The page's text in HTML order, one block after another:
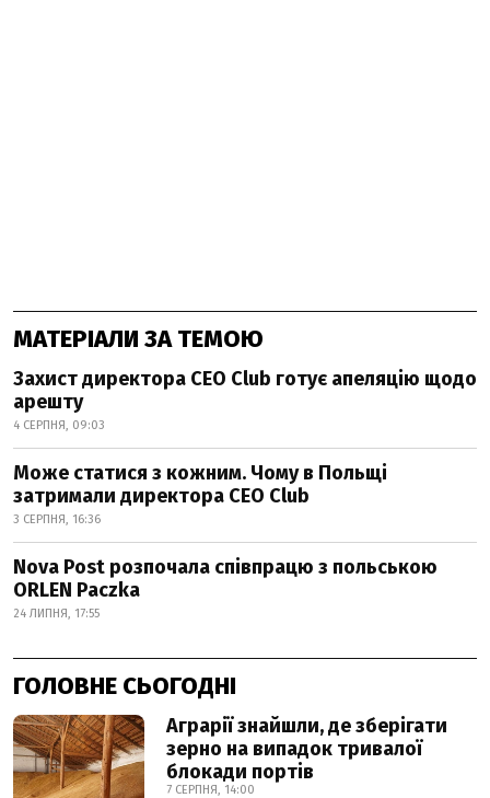
МАТЕРІАЛИ ЗА ТЕМОЮ
Захист директора CEO Club готує апеляцію щодо
арешту
4 СЕРПНЯ, 09:03
Може статися з кожним. Чому в Польщі
затримали директора CEO Club
3 СЕРПНЯ, 16:36
Nova Post розпочала співпрацю з польською
ORLEN Paczka
24 ЛИПНЯ, 17:55
ГОЛОВНЕ СЬОГОДНІ
Аграрії знайшли, де зберігати
зерно на випадок тривалої
блокади портів
7 СЕРПНЯ, 14:00